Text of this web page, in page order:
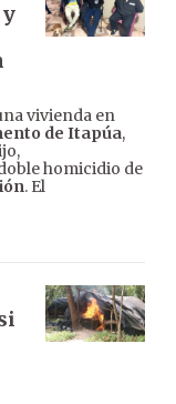
vivienda en
de Itapúa,
homicidio de
. El